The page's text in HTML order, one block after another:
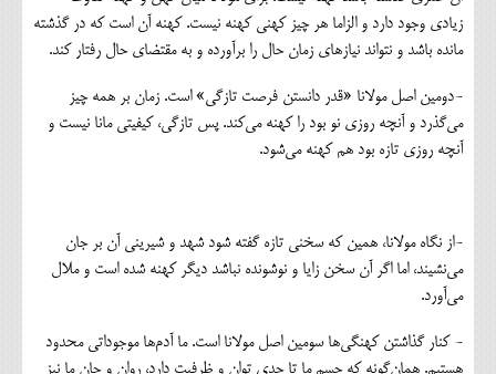
زیادی وجود دارد و الزاما هر چیز کهنی کهنه نیست. کهنه آن است که در گذشته
مانده باشد و نتواند نیازهای زمان حال را برآورده و به مقتضای حال رفتار کند.
-دومین اصل مولانا «قدر دانستن فرصت تازگی» است. زمان بر همه چیز
می‌گذرد و آنچه روزی نو بود را کهنه می‌کند. پس تازگی، کیفیتی مانا نیست و
آنچه روزی تازه بود هم کهنه می‌شود.
-از نگاه مولانا، همین که سخنی تازه گفته شود شهد و شیرینی آن بر جان
می‌نشیند، اما اگر آن سخن زایا و نوشونده نباشد دیگر کهنه شده است و ملال
می‌آورد.
- کنار گذاشتن کهنگی‌ها سومین اصل مولانا است. ما آدم‌ها موجوداتی محدود
هستیم. همان‌گونه که جسم ما تا حدی توان و ظرفیت دارد، روان و جان ما نیز